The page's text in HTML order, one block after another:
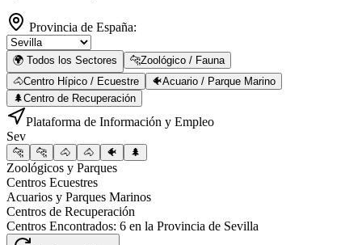
Provincia de España:
🌍 Todos los Sectores 🐆Zoológico / Fauna
🐴Centro Hípico / Ecuestre 🐠Acuario / Parque Marino
🌲Centro de Recuperación
Plataforma de Información y Empleo
Sev
🐆 🐆 🐴 🐴 🐠 🌲
Zoológicos y Parques
Centros Ecuestres
Acuarios y Parques Marinos
Centros de Recuperación
Centros Encontrados: 6 en la Provincia de Sevilla